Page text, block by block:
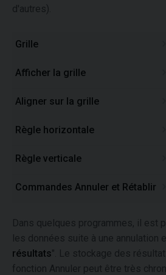
d'autres).
Grille
Afficher la grille
Aligner sur la grille
Règle horizontale
Règle verticale
Commandes Annuler et Rétablir
Dans quelques programmes, il est
les données suite à une annulation
résultats". Le stockage des
fonction Annuler peut être très